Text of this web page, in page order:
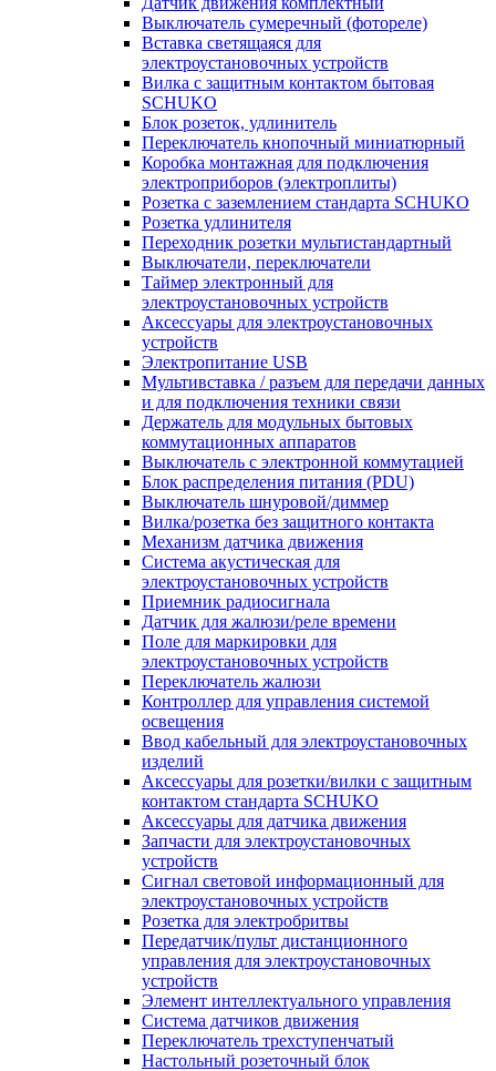
Выключатель сумеречный (фотореле)
Вставка светящаяся для
электроустановочных устройств
Вилка с защитным контактом бытовая
SCHUKO
Блок розеток, удлинитель
Переключатель кнопочный миниатюрный
Коробка монтажная для подключения
электроприборов (электроплиты)
Розетка с заземлением стандарта SCHUKO
Розетка удлинителя
Переходник розетки мультистандартный
Выключатели, переключатели
Таймер электронный для
электроустановочных устройств
Аксессуары для электроустановочных
устройств
Электропитание USB
Мультивставка / разъем для передачи данных
и для подключения техники связи
Держатель для модульных бытовых
коммутационных аппаратов
Выключатель с электронной коммутацией
Блок распределения питания (PDU)
Выключатель шнуровой/диммер
Вилка/розетка без защитного контакта
Механизм датчика движения
Система акустическая для
электроустановочных устройств
Приемник радиосигнала
Датчик для жалюзи/реле времени
Поле для маркировки для
электроустановочных устройств
Переключатель жалюзи
Контроллер для управления системой
освещения
Ввод кабельный для электроустановочных
изделий
Аксессуары для розетки/вилки с защитным
контактом стандарта SCHUKO
Аксессуары для датчика движения
Запчасти для электроустановочных
устройств
Сигнал световой информационный для
электроустановочных устройств
Розетка для электробритвы
Передатчик/пульт дистанционного
управления для электроустановочных
устройств
Элемент интеллектуального управления
Система датчиков движения
Переключатель трехступенчатый
Настольный розеточный блок